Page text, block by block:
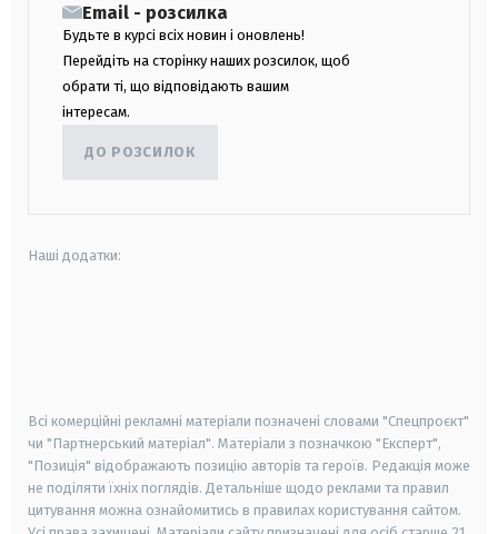
Email - розсилка
Будьте в курсі всіх новин і оновлень!
Перейдіть на сторінку наших розсилок, щоб
обрати ті, що відповідають вашим
інтересам.
ДО РОЗСИЛОК
Наші додатки:
Всі комерційні рекламні матеріали позначені словами "Спецпроєкт"
чи "Партнерський матеріал". Матеріали з позначкою "Експерт",
"Позиція" відображають позицію авторів та героїв. Редакція може
не поділяти їхніх поглядів. Детальніше щодо реклами та правил
цитування можна ознайомитись в правилах користування сайтом.